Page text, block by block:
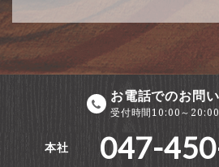
お電話でのお問
受付時間10:00～20:00
本社 047-